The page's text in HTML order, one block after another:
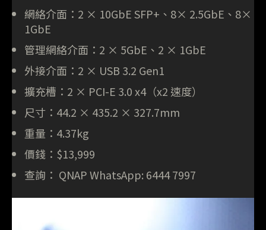
網絡介面：2 × 10GbE SFP+、8× 2.5GbE、8×
1GbE
管理網絡介面：2 × 5GbE、2 × 1GbE
外接介面：2 × USB 3.2 Gen1
擴充槽：2 × PCI-E 3.0 x4（x2 速度）
尺寸：44.2 × 435.2 × 327.7mm
重量：4.37kg
價錢：$13,999
查詢： QNAP WhatsApp: 6444 7997